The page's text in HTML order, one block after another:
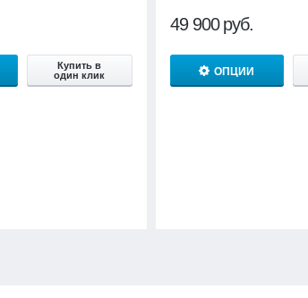
Купить в
один клик
49 900 руб.
ОПЦИИ